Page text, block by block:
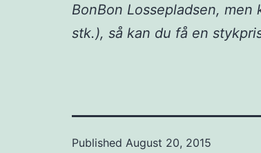
BonBon Lossepladsen,
stk.), så kan du få en
Published August 20, 2015